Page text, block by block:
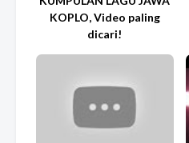
KOPLO, Video paling
dicari!